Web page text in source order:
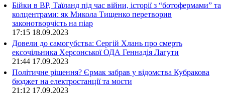
Бійки в ВР, Таїланд під час війни, історії з “ботофермами” та
колцентрами: як Микола Тищенко перетворив
законотворчість на піар
17:15 18.09.2023
Довели до самогубства: Сергій Хлань про смерть
ексочільника Херсонської ОДА Геннадія Лагути
21:44 17.09.2023
Політичне рішення? Єрмак забрав у відомства Кубракова
бюджет на електростанції та мости
21:12 17.09.2023